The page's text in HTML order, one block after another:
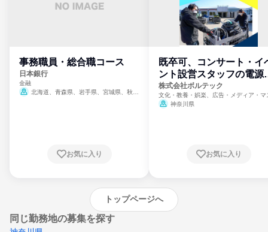
事務職員・総合職コース
日本銀行
金融
北海道、青森県、岩手県、宮城県、秋田
崎県、熊本県、大分県、宮崎県、鹿児島県、
お気に入り
既卒可、コンサート・イ
ント設営スタッフの電源
門
株式会社ボルテック
文化・教養・娯楽、広告・メディア・マ
ミ、電力・ガス・水道・エネルギー
神奈川県
お気に入り
トップページへ
同じ勤務地の募集を探す